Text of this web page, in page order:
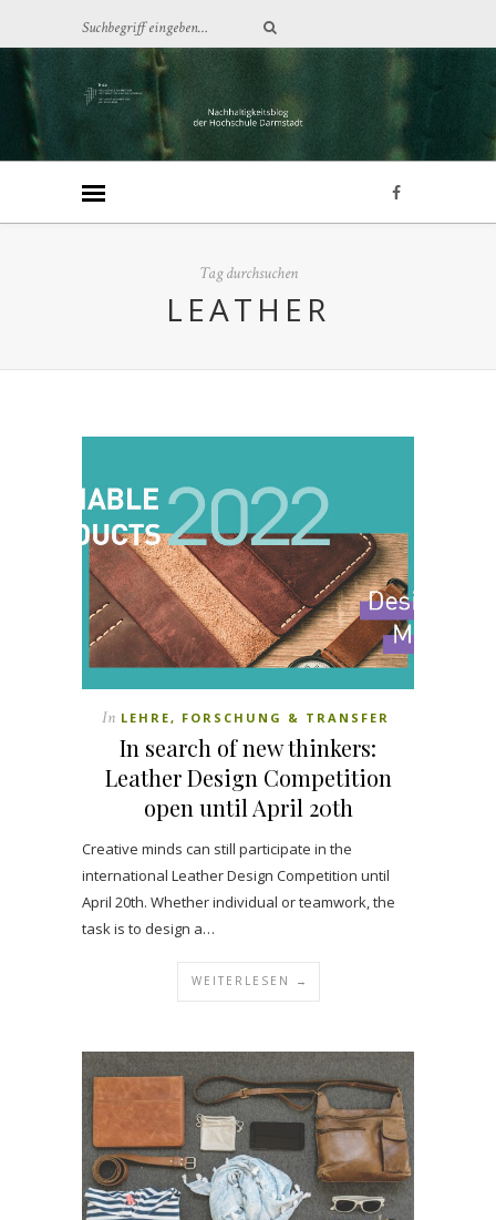
Tag durchsuchen
LEATHER
In LEHRE, FORSCHUNG & TRANSFER
In search of new thinkers:
Leather Design Competition
open until April 20th
Creative minds can still participate in the
international Leather Design Competition until
April 20th. Whether individual or teamwork, the
task is to design a…
WEITERLESEN →